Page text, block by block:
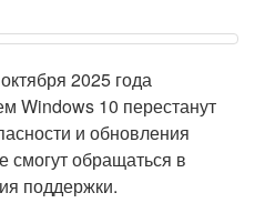
2025 года
Windows 10 перестанут
и обновления
смогут обращаться в
поддержки.